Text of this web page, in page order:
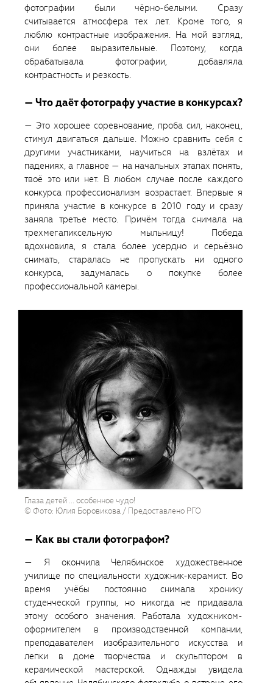
фотографии были чёрно-белыми. Сразу
считывается атмосфера тех лет. Кроме того, я
люблю контрастные изображения. На мой взгляд,
они более выразительные. Поэтому, когда
обрабатывала фотографии, добавляла
контрастность и резкость.
— Что даёт фотографу участие в конкурсах?
— Это хорошее соревнование, проба сил, наконец,
стимул двигаться дальше. Можно сравнить себя с
другими участниками, научиться на взлётах и
падениях, а главное — на начальных этапах понять,
твоё это или нет. В любом случае после каждого
конкурса профессионализм возрастает. Впервые я
приняла участие в конкурсе в 2010 году и сразу
заняла третье место. Причём тогда снимала на
трехмегапиксельную мыльницу! Победа
вдохновила, я стала более усердно и серьёзно
снимать, старалась не пропускать ни одного
конкурса, задумалась о покупке более
профессиональной камеры.
Глаза детей ... особенное чудо!
© Фото: Юлия Боровикова / Предоставлено РГО
— Как вы стали фотографом?
— Я окончила Челябинское художественное
училище по специальности художник-керамист. Во
время учёбы постоянно снимала хронику
студенческой группы, но никогда не придавала
этому особого значения. Работала художником-
оформителем в производственной компании,
преподавателем изобразительного искусства и
лепки в доме творчества и скульптором в
керамической мастерской. Однажды увидела